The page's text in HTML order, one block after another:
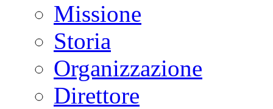
Missione
Storia
Organizzazione
Direttore